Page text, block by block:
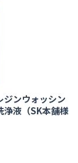
ジンウォッシン
浄液（SK本舗様